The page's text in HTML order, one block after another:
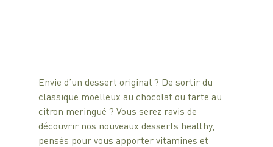
Envie d’un dessert original ? De sortir du
classique moelleux au chocolat ou tarte au
citron meringué ? Vous serez ravis de
découvrir nos nouveaux desserts healthy,
pensés pour vous apporter vitamines et